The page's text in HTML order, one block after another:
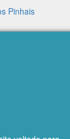
Pinhais